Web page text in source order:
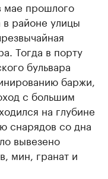
мае прошлого
в районе улицы
Тогда в порту
бульвара
баржи,
с большим
на глубине
снарядов со дна
вывезено
мин, гранат и